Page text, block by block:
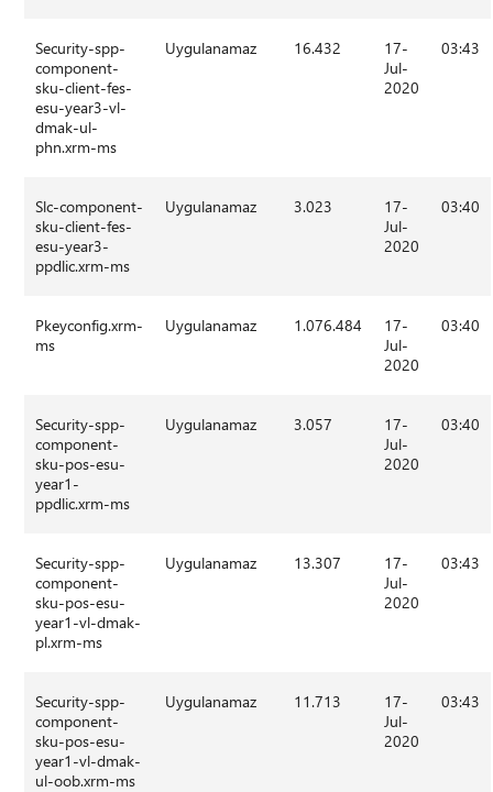
Security-spp-
component-
sku-client-fes-
esu-year3-vl-
dmak-ul-
phn.xrm-ms
Uygulanamaz 16.432
17-
Jul-
2020
03:43
Slc-component-
sku-client-fes-
esu-year3-
ppdlic.xrm-ms
Uygulanamaz 3.023
17-
Jul-
2020
03:40
Pkeyconfig.xrm-
ms
Uygulanamaz 1.076.484
17-
Jul-
2020
03:40
Security-spp-
component-
sku-pos-esu-
year1-
ppdlic.xrm-ms
Uygulanamaz 3.057
17-
Jul-
2020
03:40
Security-spp-
component-
sku-pos-esu-
year1-vl-dmak-
pl.xrm-ms
Uygulanamaz 13.307
17-
Jul-
2020
03:43
Security-spp-
component-
sku-pos-esu-
year1-vl-dmak-
ul-oob.xrm-ms
Uygulanamaz 11.713
17-
Jul-
2020
03:43